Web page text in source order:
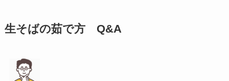
生そばの茹で方 Q&A